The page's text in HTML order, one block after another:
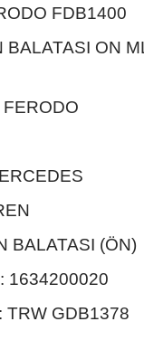
FDB1400
BALATASI ON
FERODO
BALATASI (ÖN)
1634200020
TRW GDB1378